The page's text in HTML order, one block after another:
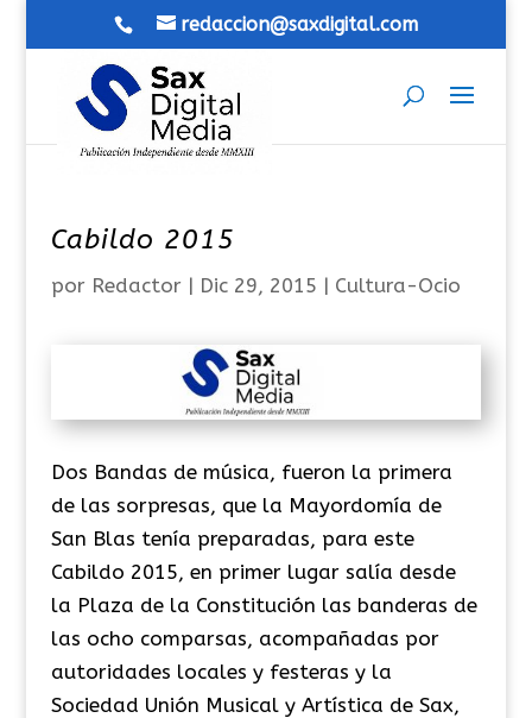
redaccion@saxdigital.com
Cabildo 2015
por Redactor| Dic 29, 2015 | Cultura-Ocio
Dos Bandas de música, fueron la primera
de las sorpresas, que la Mayordomía de
San Blas tenía preparadas, para este
Cabildo 2015, en primer lugar salía desde
la Plaza de la Constitución las banderas de
las ocho comparsas, acompañadas por
autoridades locales y festeras y la
Sociedad Unión Musical y Artística de Sax,